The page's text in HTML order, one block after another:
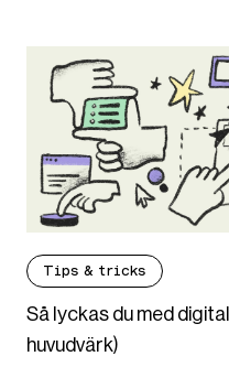
Tips & tricks
Så lyckas du med
huvudvärk)